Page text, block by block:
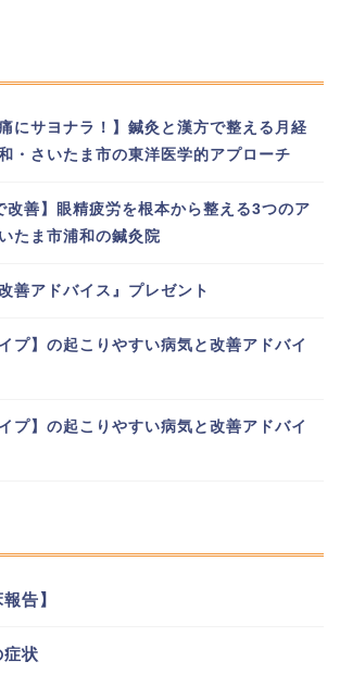
にサヨナラ！】鍼灸と漢方で整える月経
・さいたま市の東洋医学的アプローチ
改善】眼精疲労を根本から整える3つのア
たま市浦和の鍼灸院
善アドバイス』プレゼント
プ】の起こりやすい病気と改善アドバイ
プ】の起こりやすい病気と改善アドバイ
告】
症状